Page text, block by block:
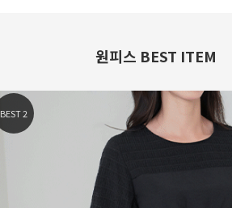
원피스 BEST ITEM
BEST 5